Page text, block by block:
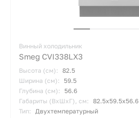
Винный холодильник
Smeg CVI338LX3
Высота (см): 82.5
Ширина (см):
59.5
Глубина (см):
56.6
Габариты (ВхШхГ), см: 82.5х59.5х56.6
Тип: Двухтемпературный